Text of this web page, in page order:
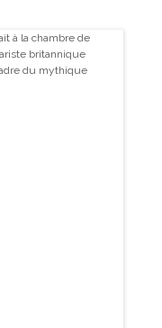
à la chambre de
britannique
du mythique